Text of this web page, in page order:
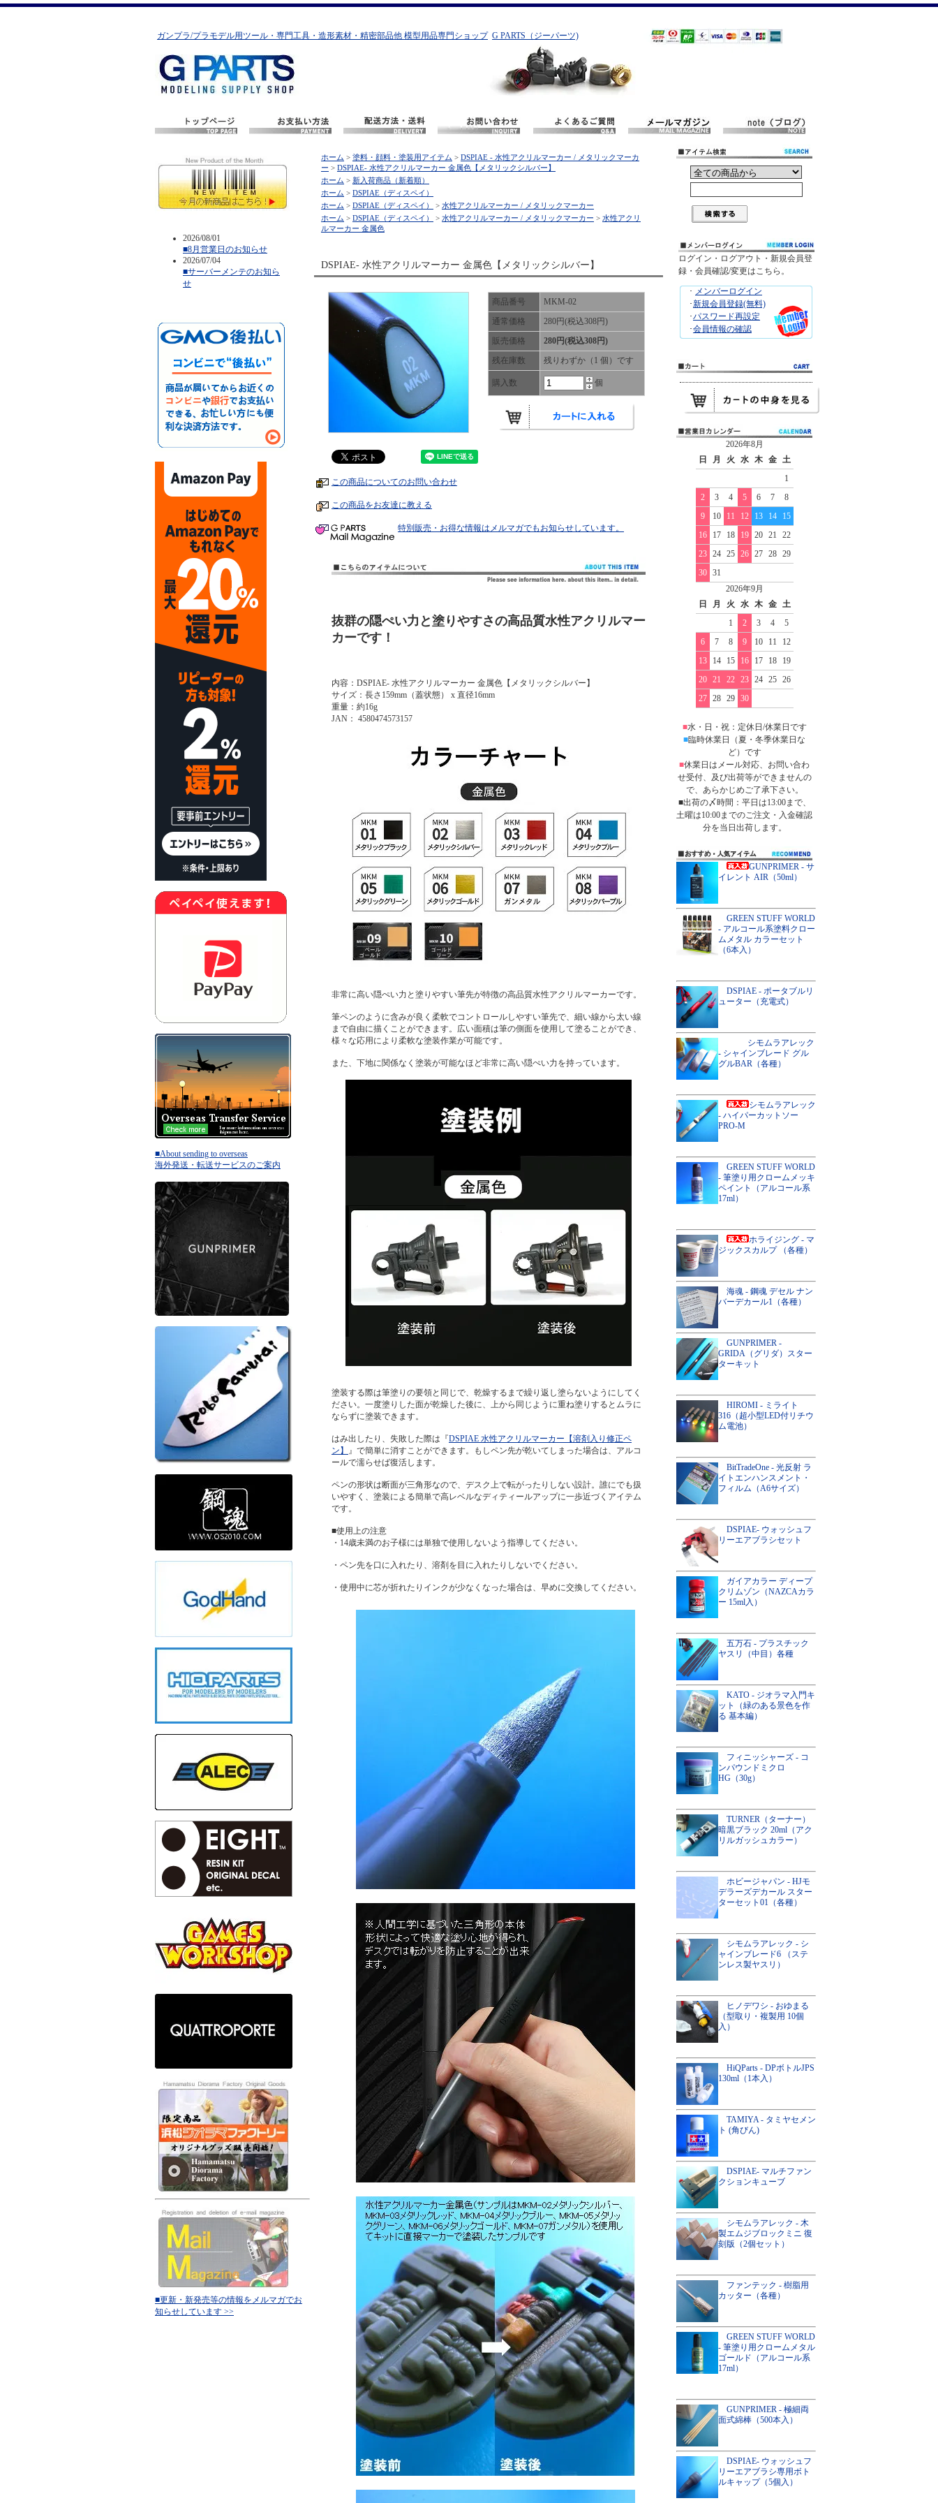
ガンプラ/プラモデル用ツール・専門工具・造形素材・精密部品他 模型用品専門ショップ G PARTS（ジーパーツ)
2026/08/01
■8月営業日のお知らせ
2026/07/04
■サーバーメンテのお知ら
せ
■About sending to overseas
海外発送・転送サービスのご案内
■更新・新発売等の情報をメルマガでお
知らせしています >>
ホーム > 塗料・顔料・塗装用アイテム > DSPIAE - 水性アクリルマーカー / メタリックマーカ
ー > DSPIAE- 水性アクリルマーカー 金属色【メタリックシルバー】
ホーム > 新入荷商品（新着順）
ホーム > DSPIAE（ディスペイ）
ホーム > DSPIAE（ディスペイ） > 水性アクリルマーカー / メタリックマーカー
ホーム > DSPIAE（ディスペイ） > 水性アクリルマーカー / メタリックマーカー > 水性アクリ
ルマーカー 金属色
DSPIAE- 水性アクリルマーカー 金属色【メタリックシルバー】
商品番号
MKM-02
通常価格
280円(税込308円)
販売価格
280円(税込308円)
残在庫数
残りわずか（1 個）です
購入数 個
この商品についてのお問い合わせ
この商品をお友達に教える
特別販売・お得な情報はメルマガでもお知らせしています。
抜群の隠ぺい力と塗りやすさの高品質水性アクリルマー
カーです！
内容：DSPIAE- 水性アクリルマーカー 金属色【メタリックシルバー】
サイズ：長さ159mm（蓋状態） x 直径16mm
重量：約16g
JAN： 4580474573157
非常に高い隠ぺい力と塗りやすい筆先が特徴の高品質水性アクリルマーカーです。
筆ペンのように含みが良く柔軟でコントロールしやすい筆先で、細い線から太い線
まで自由に描くことができます。広い面積は筆の側面を使用して塗ることができ、
様々な応用により柔軟な塗装作業が可能です。
また、下地に関係なく塗装が可能なほど非常に高い隠ぺい力を持っています。
塗装する際は筆塗りの要領と同じで、乾燥するまで繰り返し塗らないようにしてく
ださい。一度塗りした面が乾燥した後に、上から同じように重ね塗りするとムラに
ならずに塗装できます。
はみ出したり、失敗した際は『DSPIAE 水性アクリルマーカー【溶剤入り修正ペ
ン】 』で簡単に消すことができます。もしペン先が乾いてしまった場合は、アルコ
ールで濡らせば復活します。
ペンの形状は断面が三角形なので、デスク上で転がったりしない設計。誰にでも扱
いやすく、塗装による簡単で高レベルなディティールアップに一歩近づくアイテム
です。
■使用上の注意
・14歳未満のお子様には単独で使用しないよう指導してください。
・ペン先を口に入れたり、溶剤を目に入れたりしないでください。
・使用中に芯が折れたりインクが少なくなった場合は、早めに交換してください。
ログイン・ログアウト・新規会員登
録・会員確認/変更はこちら。
･ メンバーログイン
･新規会員登録(無料)
･パスワード再設定
･会員情報の確認
2026年8月
日
月 火 水 木 金
土
1
2
3 4 5 6 7
8
9
10 11 12 13 14
15
16
17 18 19 20 21
22
23
24 25 26 27 28
29
30
31
2026年9月
日
月 火 水 木 金
土
1
2 3 4
5
6
7 8 9 10 11
12
13
14 15 16 17 18
19
20
21 22 23 24 25
26
27
28 29 30
■水・日・祝：定休日/休業日です
■臨時休業日（夏・冬季休業日な
ど）です
■休業日はメール対応、お問い合わ
せ受付、及び出荷等ができませんの
で、あらかじめご了承下さい。
■出荷の〆時間：平日は13:00まで、
土曜は10:00までのご注文・入金確認
分を当日出荷します。
GUNPRIMER - サ
イレント AIR（50ml）
GREEN STUFF WORLD
- アルコール系塗料クロー
ムメタル カラーセット
（6本入）
DSPIAE - ポータブルリ
ューター（充電式）
シモムラアレック
- シャインブレード グル
グルBAR（各種）
シモムラアレック
- ハイパーカットソー
PRO-M
GREEN STUFF WORLD
- 筆塗り用クロームメッキ
ペイント（アルコール系
17ml）
ホライジング - マ
ジックスカルプ （各種）
海魂 - 鋼魂 デセル ナン
バーデカール1（各種）
GUNPRIMER -
GRIDA（グリダ）スター
ターキット
HIROMI - ミライト
316（超小型LED付リチウ
ム電池）
BitTradeOne - 光反射 ラ
イトエンハンスメント・
フィルム（A6サイズ）
DSPIAE- ウォッシュフ
リーエアブラシセット
ガイアカラー ディープ
クリムゾン（NAZCAカラ
ー 15ml入）
五万石 - プラスチック
ヤスリ（中目）各種
KATO - ジオラマ入門キ
ット（緑のある景色を作
る 基本編）
フィニッシャーズ - コ
ンパウンドミクロ
HG（30g）
TURNER（ターナー）
暗黒ブラック 20ml（アク
リルガッシュカラー）
ホビージャパン - HJモ
デラーズデカール スター
ターセット01（各種）
シモムラアレック - シ
ャインブレード6 （ステ
ンレス製ヤスリ）
ヒノデワシ - おゆまる
（型取り・複製用 10個
入）
HiQParts - DPボトルJPS
130ml（1本入）
TAMIYA - タミヤセメン
ト (角びん)
DSPIAE- マルチファン
クションキューブ
シモムラアレック - 木
製エムジブロックミニ 復
刻版（2個セット）
ファンテック - 樹脂用
カッター（各種）
GREEN STUFF WORLD
- 筆塗り用クロームメタル
ゴールド（アルコール系
17ml）
GUNPRIMER - 極細両
面式綿棒（500本入）
DSPIAE- ウォッシュフ
リーエアブラシ専用ボト
ルキャップ（5個入）